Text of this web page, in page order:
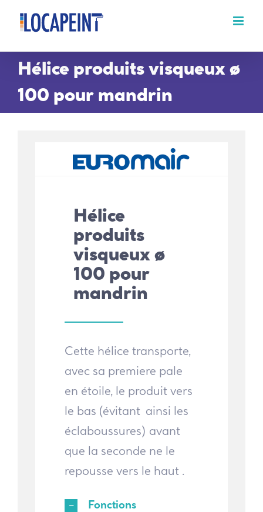
Passer
contenu
Hélice produits visqueux ø
100 pour mandrin
Hélice
produits
visqueux ø
100 pour
mandrin
Cette hélice transporte,
avec sa premiere pale
en étoile, le produit vers
le bas (évitant ainsi les
éclaboussures) avant
que la seconde ne le
repousse vers le haut .
Fonctions